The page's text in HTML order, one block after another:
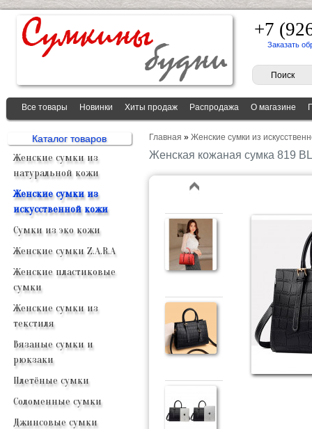
+7
Заказать
Все товары Новинки Хиты продаж Распродажа О магазине
Каталог товаров
Женские сумки из
натуральной кожи
Женские сумки из
искусственной кожи
Сумки из эко кожи
Женские сумки Z.A.R.A
Женские пластиковые
сумки
Женские сумки из
текстиля
Вязаные сумки и
рюкзаки
Плетёные сумки
Соломенные сумки
Джинсовые сумки
Главная » Женские сумки из
Женская кожаная сумка 819